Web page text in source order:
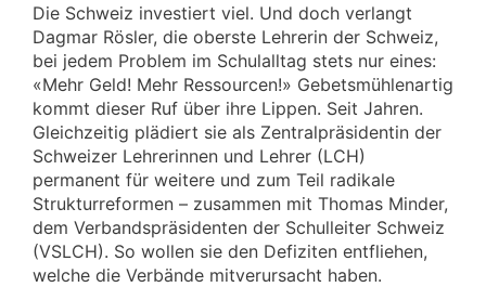
Die Schweiz investiert viel. Und doch verlangt
Dagmar Rösler, die oberste Lehrerin der Schweiz,
bei jedem Problem im Schulalltag stets nur eines:
«Mehr Geld! Mehr Ressourcen!» Gebetsmühlenartig
kommt dieser Ruf über ihre Lippen. Seit Jahren.
Gleichzeitig plädiert sie als Zentralpräsidentin der
Schweizer Lehrerinnen und Lehrer (LCH)
permanent für weitere und zum Teil radikale
Strukturreformen – zusammen mit Thomas Minder,
dem Verbandspräsidenten der Schulleiter Schweiz
(VSLCH). So wollen sie den Defiziten entfliehen,
welche die Verbände mitverursacht haben.